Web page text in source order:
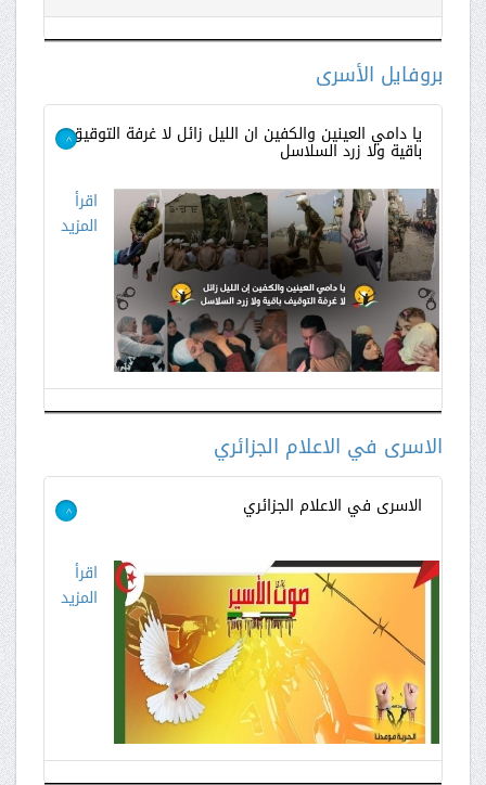
اقرأ
بروفايل الأسرى
يا دامي العينين والكفين ان الليل زائل لا غرفة التوقيق
باقية ولا زرد السلاسل >
اقرأ
المزيد
الاسرى في الاعلام الجزائري
الاسرى في الاعلام الجزائري >
اقرأ
المزيد